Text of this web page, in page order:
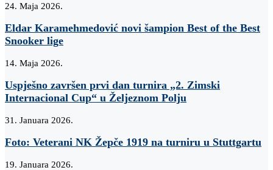
24. Maja 2026.
Eldar Karamehmedović novi šampion Best of the Best
Snooker lige
14. Maja 2026.
Uspješno završen prvi dan turnira „2. Zimski
Internacional Cup“ u Željeznom Polju
31. Januara 2026.
Foto: Veterani NK Žepče 1919 na turniru u Stuttgartu
19. Januara 2026.